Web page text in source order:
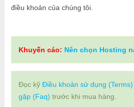
điều khoản của chúng tôi.
Khuyến cáo: Nên chọn Hosting
Đọc kỹ Điều khoản sử dụng (Terms)
gặp (Faq) trước khi mua hàng.